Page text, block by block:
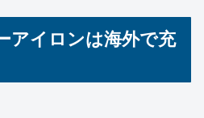
アイロンは海外で充